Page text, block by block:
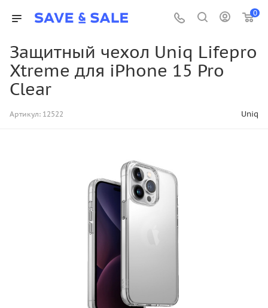
0
Защитный чехол Uniq Lifepro
Xtreme для iPhone 15 Pro
Clear
Артикул: 12522 Uniq